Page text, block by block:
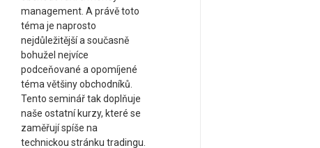
management. A právě toto
téma je naprosto
nejdůležitější a současně
bohužel nejvíce
podceňované a opomíjené
téma většiny obchodníků.
Tento seminář tak doplňuje
naše ostatní kurzy, které se
zaměřují spíše na
technickou stránku tradingu.